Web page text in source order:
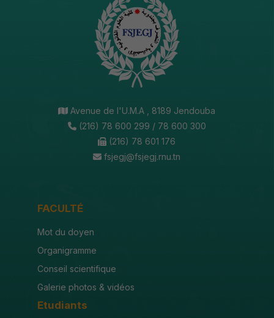
Avenue de l'U.M.A , 8189 Jendouba
(216) 78 600 299 / 78 600 300
(216) 78 601 176
fsjegj@fsjegj.rnu.tn
FACULTÉ
Mot du doyen
Organigramme
Conseil scientifique
Galerie photos & vidéos
Etudiants